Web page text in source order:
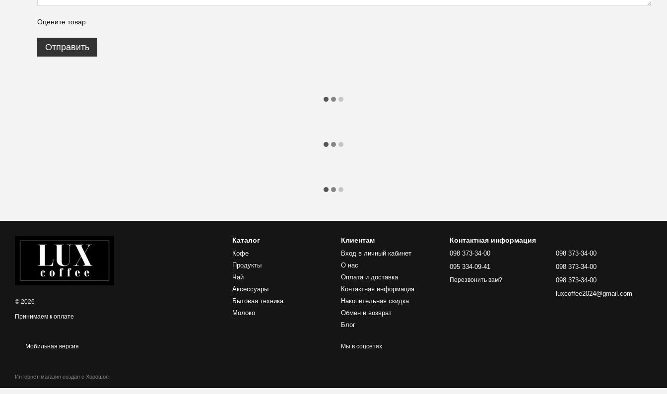
Оцените товар
Отправить
© 2026
Принимаем к оплате
Мобильная версия
Интернет-магазин создан с Хорошоп
Каталог
Кофе
Продукты
Чай
Аксессуары
Бытовая техника
Молоко
Клиентам
Вход в личный кабинет
О нас
Оплата и доставка
Контактная информация
Накопительная скидка
Обмен и возврат
Блог
Мы в соцсетях
Контактная информация
098 373-34-00
095 334-09-41
Перезвонить вам?
098 373-34-00
098 373-34-00
098 373-34-00
luxcoffee2024@gmail.com